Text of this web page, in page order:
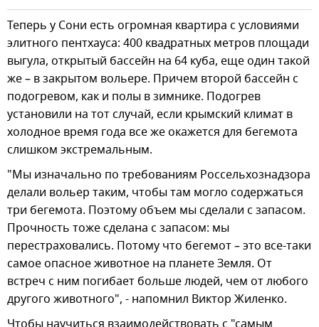
Теперь у Сони есть огромная квартира с условиями
элитного пентхауса: 400 квадратных метров площади
выгула, открытый бассейн на 64 куба, еще один такой
же – в закрытом вольере. Причем второй бассейн с
подогревом, как и полы в зимнике. Подогрев
установили на тот случай, если крымский климат в
холодное время года все же окажется для бегемота
слишком экстремальным.
"Мы изначально по требованиям Россельхознадзора
делали вольер таким, чтобы там могло содержаться
три бегемота. Поэтому объем мы сделали с запасом.
Прочность тоже сделана с запасом: мы
перестраховались. Потому что бегемот – это все-таки
самое опасное животное на планете Земля. От
встреч с ним погибает больше людей, чем от любого
другого животного", - напомнил Виктор Жиленко.